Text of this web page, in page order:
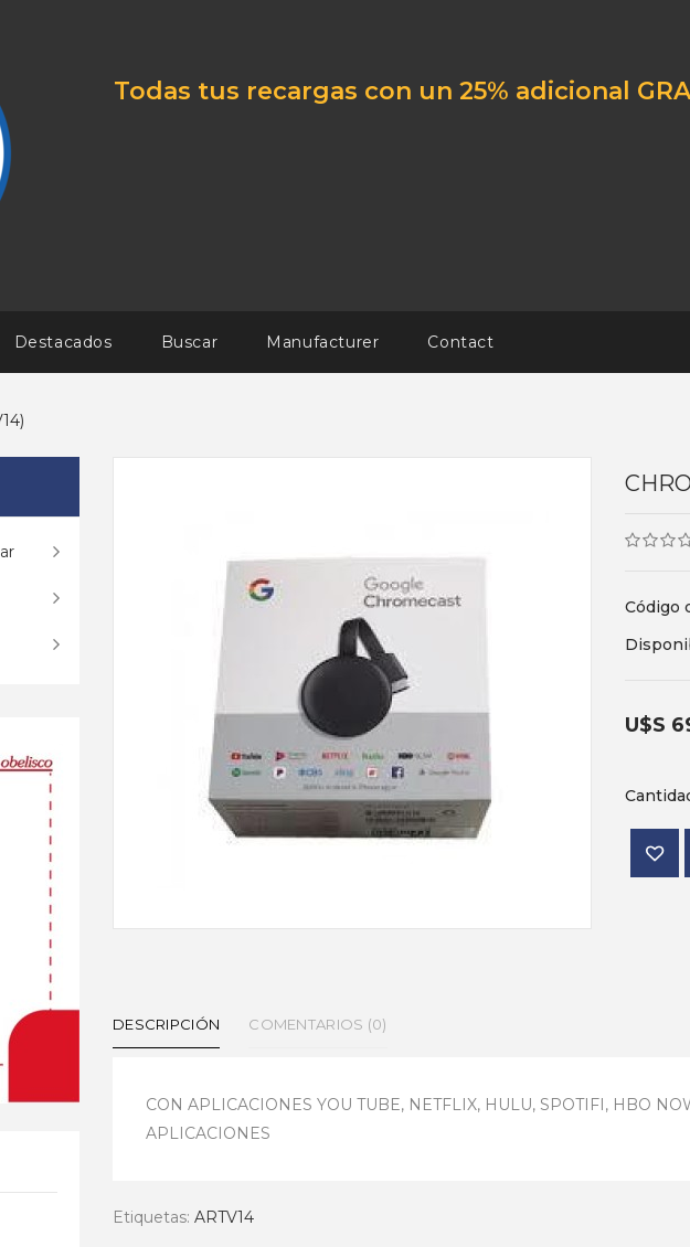
Todas tus recargas con un 25% adicional
Destacados Buscar Manufacturer Contact
Código
U$S
DESCRIPCIÓN COMENTARIOS (0)
CON APLICACIONES YOU TUBE, NETFLIX, HULU, SPOTIFI, HBO
APLICACIONES
Etiquetas: ARTV14